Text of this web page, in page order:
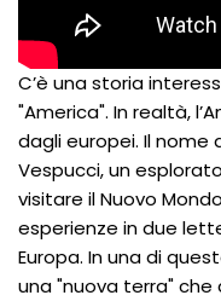
C’è una storia
"America". In realtà,
dagli europei. Il
Vespucci, un
visitare il Nuovo
esperienze in due
Europa. In una di
una "nuova terra"